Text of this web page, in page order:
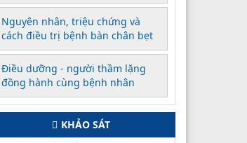
Nguyên nhân, triệu chứng và
cách điều trị bệnh bàn chân bẹt
Điều dưỡng - người thầm lặng
đồng hành cùng bệnh nhân
KHẢO SÁT